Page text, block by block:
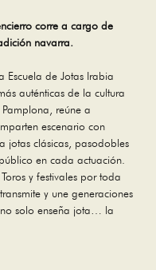
corre a cargo de
navarra.
de Jotas Irabia
auténticas de la cultura
reúne a
escenario con
jotas clásicas, pasodobles
en cada actuación.
y festivales por toda
y une generaciones
solo enseña jota… la